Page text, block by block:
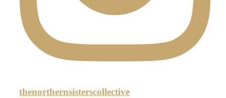
thenorthernsisterscollective